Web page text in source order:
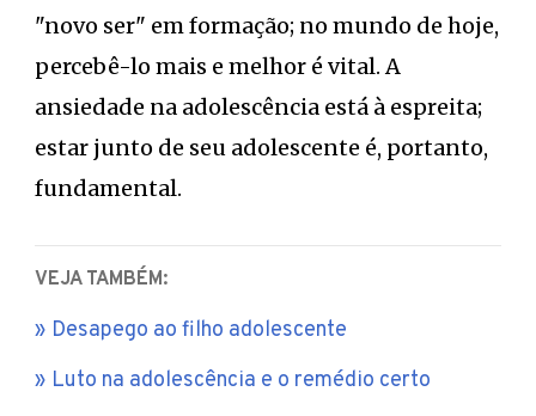
"novo ser" em formação; no mundo de hoje,
percebê-lo mais e melhor é vital. A
ansiedade na adolescência está à espreita;
estar junto de seu adolescente é, portanto,
fundamental.
VEJA TAMBÉM:
Desapego ao filho adolescente
Luto na adolescência e o remédio certo